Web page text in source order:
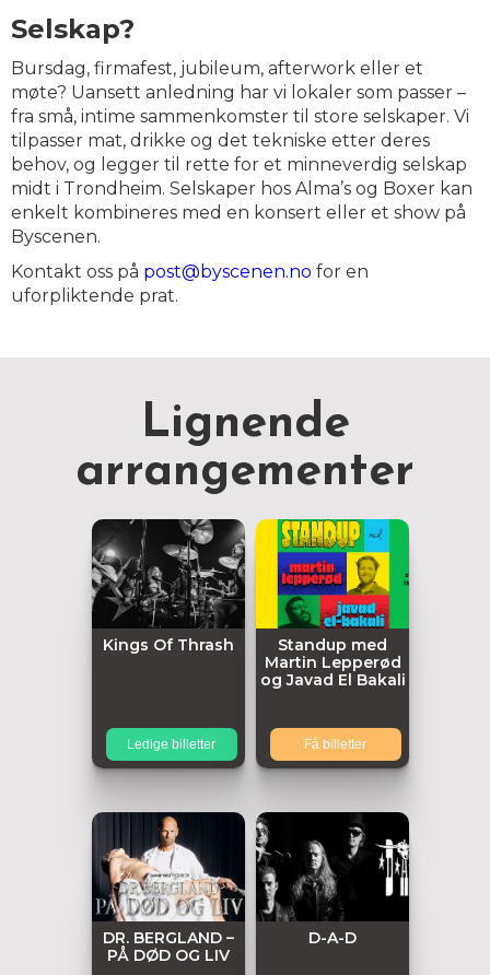
Selskap?
Bursdag, firmafest, jubileum, afterwork eller et
møte? Uansett anledning har vi lokaler som passer –
fra små, intime sammenkomster til store selskaper. Vi
tilpasser mat, drikke og det tekniske etter deres
behov, og legger til rette for et minneverdig selskap
midt i Trondheim. Selskaper hos Alma’s og Boxer kan
enkelt kombineres med en konsert eller et show på
Byscenen.
Kontakt oss på post@byscenen.no for en
uforpliktende prat.
Lignende
arrangementer
Kings Of Thrash
Ledige billetter
Standup med
Martin Lepperød
og Javad El Bakali
Få billetter
DR. BERGLAND –
PÅ DØD OG LIV
D-A-D